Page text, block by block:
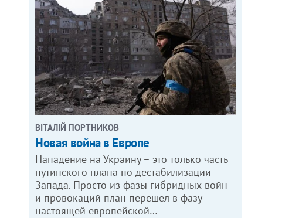
ВІТАЛІЙ ПОРТНИКОВ
Новая война в Европе
Нападение на Украину – это только часть
путинского плана по дестабилизации
Запада. Просто из фазы гибридных войн
и провокаций план перешел в фазу
настоящей европейской…